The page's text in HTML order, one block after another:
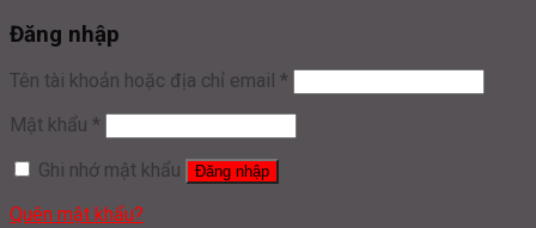
Đăng nhập
Tên tài khoản hoặc địa chỉ email *
Mật khẩu *
Ghi nhớ mật khẩu
Đăng nhập
Quên mật khẩu?